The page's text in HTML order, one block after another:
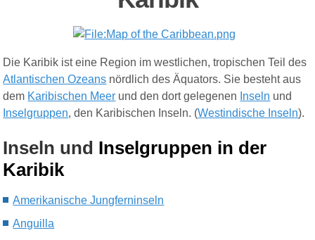
Die Karibik ist eine Region im westlichen, tropischen Teil des
Atlantischen Ozeans nördlich des Äquators. Sie besteht aus
dem Karibischen Meer und den dort gelegenen Inseln und
Inselgruppen, den Karibischen Inseln. (Westindische Inseln).
Inseln und Inselgruppen in der
Karibik
Amerikanische Jungferninseln
Anguilla